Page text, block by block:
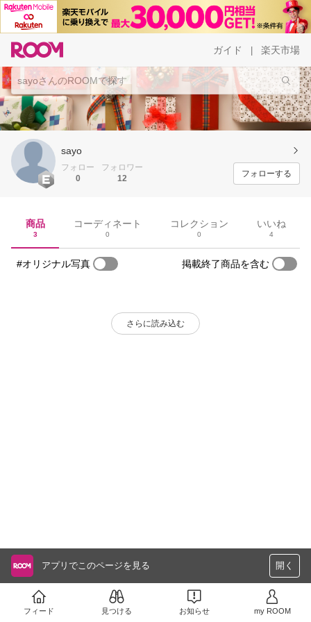
ガイド 楽天市場
sayo
フォロー
0
フォロワー
12
フォローする
商品
3
コーディネート
0
コレクション
0
いいね
4
#オリジナル写真 掲載終了商品を含む
さらに読み込む
アプリでこのページを見る 開く
フィード 見つける お知らせ my ROOM